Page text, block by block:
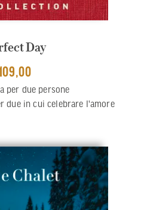
Day
per due persone
due in cui celebrare l'amore